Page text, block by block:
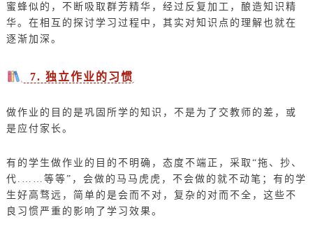
蜜蜂似的，不断吸取群芳精华，经过反复加工，酿造知识精
华。在相互的探讨学习过程中，其实对知识点的理解也就在
逐渐加深。
7. 独立作业的习惯
做作业的目的是巩固所学的知识，不是为了交教师的差，或
是应付家长。
有的学生做作业的目的不明确，态度不端正，采取“拖、抄、
代.……等等”，会做的马马虎虎，不会做的就不动笔；有的学
生好高骛远，简单的是会而不对，复杂的对而不全，这些不
良习惯严重的影响了学习效果。